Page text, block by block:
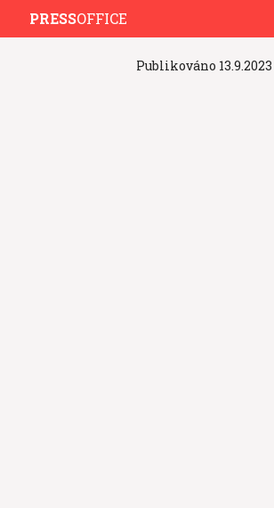
PRESSOFFICE
Publikováno 13.9.2023